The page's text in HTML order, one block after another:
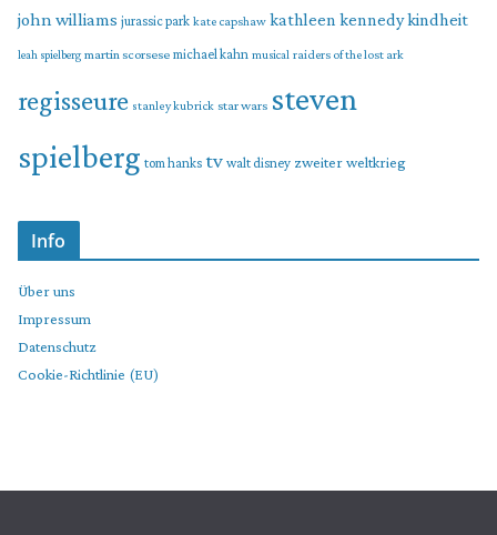
john williams jurassic park kate capshaw kathleen kennedykindheit
leah spielberg martin scorsese michael kahn musical raiders of the lost ark
regisseure stanley kubrick star wars steven
spielberg tom hanks tv walt disney zweiter weltkrieg
Info
Über uns
Impressum
Datenschutz
Cookie-Richtlinie (EU)